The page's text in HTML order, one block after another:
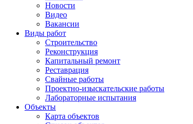
Новости
Видео
Вакансии
Виды работ
Строительство
Реконструкция
Капитальный ремонт
Реставрация
Свайные работы
Проектно-изыскательские работы
Лабораторные испытания
Объекты
Карта объектов